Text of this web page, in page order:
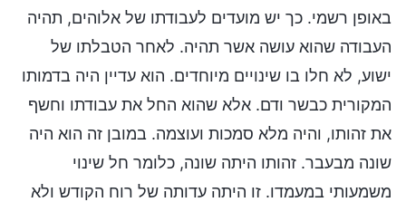
באופן רשמי. כך יש מועדים לעבודתו של אלוהים, תהיה
העבודה שהוא עושה אשר תהיה. לאחר הטבלתו של
ישוע, לא חלו בו שינויים מיוחדים. הוא עדיין היה בדמותו
המקורית כבשר ודם. אלא שהוא החל את עבודתו וחשף
את זהותו, והיה מלא סמכות ועוצמה. במובן זה הוא היה
שונה מבעבר. זהותו היתה שונה, כלומר חל שינוי
משמעותי במעמדו. זו היתה עדותה של רוח הקודש ולא